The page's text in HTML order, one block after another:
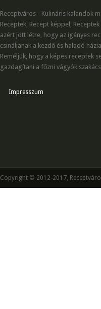
Receptváros - Kulináris kalandok
Receptek, Recept képpel,
azért jött létre, hogy az igényes
csináljanak a kezdő és haladó
Reméljük, hogy a képes receptek
gazdagítani a főzni vágyók
Impresszum
Copyright © 2012-2017,